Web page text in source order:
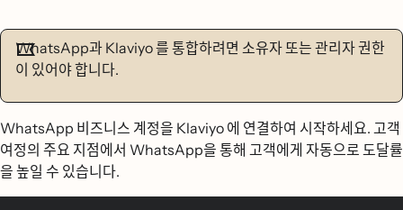
WhatsApp과 Klaviyo 를 통합하려면 소유자 또는 관리자 권한
이 있어야 합니다.
WhatsApp 비즈니스 계정을 Klaviyo 에 연결하여 시작하세요. 고객
여정의 주요 지점에서 WhatsApp을 통해 고객에게 자동으로 도달률
을 높일 수 있습니다.